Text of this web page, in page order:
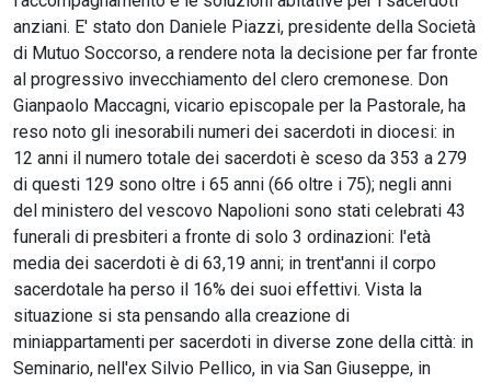
anziani. E' stato don Daniele Piazzi, presidente della Società
di Mutuo Soccorso, a rendere nota la decisione per far fronte
al progressivo invecchiamento del clero cremonese. Don
Gianpaolo Maccagni, vicario episcopale per la Pastorale, ha
reso noto gli inesorabili numeri dei sacerdoti in diocesi: in
12 anni il numero totale dei sacerdoti è sceso da 353 a 279
di questi 129 sono oltre i 65 anni (66 oltre i 75); negli anni
del ministero del vescovo Napolioni sono stati celebrati 43
funerali di presbiteri a fronte di solo 3 ordinazioni: l'età
media dei sacerdoti è di 63,19 anni; in trent'anni il corpo
sacerdotale ha perso il 16% dei suoi effettivi. Vista la
situazione si sta pensando alla creazione di
miniappartamenti per sacerdoti in diverse zone della città: in
Seminario, nell'ex Silvio Pellico, in via San Giuseppe, in